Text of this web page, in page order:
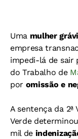
Uma mulher
empresa
impedi-lá de sair
do Trabalho de
por omissão e
A sentença da 2ª
Verde
mil de